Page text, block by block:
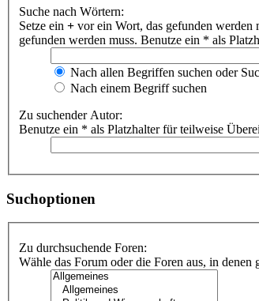
Suche nach Wörtern:
Setze ein + vor ein Wort, das gefunden werden
gefunden werden muss. Benutze ein * als
Nach allen Begriffen suchen oder
Nach einem Begriff suchen
Zu suchender Autor:
Benutze ein * als Platzhalter für teilweise
Suchoptionen
Zu durchsuchende Foren:
Wähle das Forum oder die Foren aus, in